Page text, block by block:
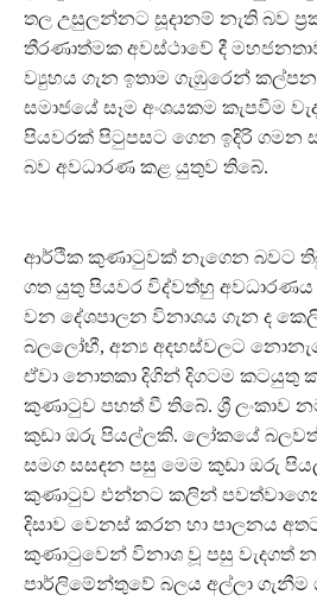
තල උසුලන්නට සූදානම් නැති බව
තීරණාත්මක අවස්ථාවේ දී
ව්‍යුහය ගැන ඉතාම ගැඹුරෙන්
සමාජයේ සෑම අංශයකම කැපවීම
පියවරක් පිටුපසට ගෙන ඉදිරි ගමන
බව අවධාරණ කළ යුතුව තිබේ.
ආර්ථික කුණාටුවක් නැගෙන බවට
ගත යුතු පියවර විද්වත්හු
වන දේශපාලන විනාශය ගැන ද
බලලෝභී, අන්‍ය අදහස්වලට
ඒවා නොතකා දිගින් දිගටම කටයුතු
කුණාටුව පහත් වී තිබේ. ශ්‍රී ලංකාව
කුඩා ඔරු පියල්ලකි. ලෝකයේ
සමග සසඳන පසු මෙම කුඩා ඔරු
කුණාටුව එන්නට කලින්
දිසාව වෙනස් කරන හා පාලනය
කුණාටුවෙන් විනාශ වූ පසු වැදගත්
පාර්ලිමේන්තුවේ බලය අල්ලා